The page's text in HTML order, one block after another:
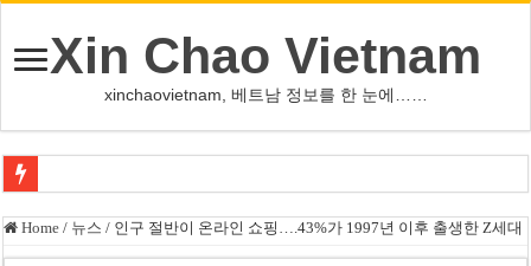
Xin Chao Vietnam
xinchaovietnam, 베트남 정보를 한 눈에……
하노이-하이퐁 고속도로 차량 투석 용의자 신원 확인
베트남 증시 업그레이드, 수십억 달러 유입 전망…수혜주는
Home / 뉴스 / 인구 절반이 온라인 쇼핑….43%가 1997년 이후 출생한 Z세대